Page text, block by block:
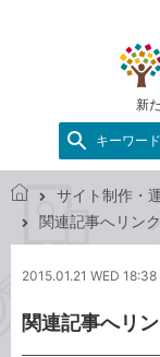
新
キーワー
で
き
ネ
ト
サイト制作・
関連記事へリン
2015.01.21 WED 18:38
関連記事へリ